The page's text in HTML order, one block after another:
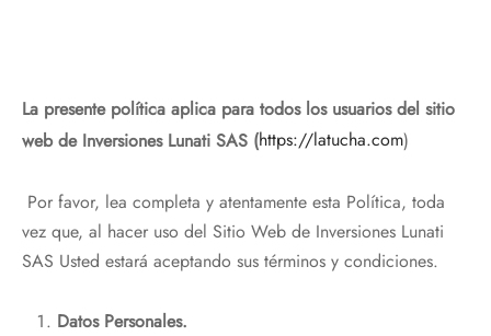
La presente política aplica para todos los usuarios del sitio
web de Inversiones Lunati SAS (https://latucha.com)
Por favor, lea completa y atentamente esta Política, toda
vez que, al hacer uso del Sitio Web de Inversiones Lunati
SAS Usted estará aceptando sus términos y condiciones.
Datos Personales.